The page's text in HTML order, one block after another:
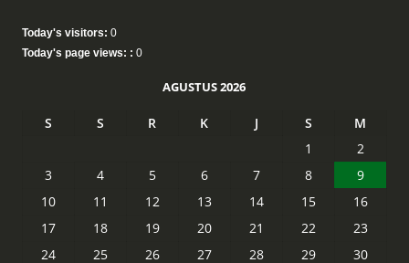
Today's visitors: 0
Today's page views: : 0
AGUSTUS 2026
S S R K J S
M
1
2
3
4 5 6 7 8
9
10
11 12 13 14 15
16
17
18 19 20 21 22
23
24
25 26 27 28 29
30